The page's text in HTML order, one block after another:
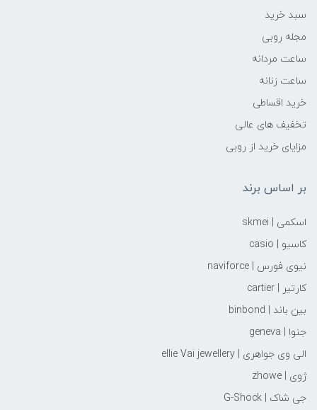
سبد خرید
مجله روبی
ساعت مردانه
ساعت زنانه
خرید اقساطی
تخفیف های عالی
مزایای خرید از روبی
بر اساس برند
اسکمی | skmei
کاسیو | casio
نیوی فورس | naviforce
کارتیر | cartier
بین باند | binbond
جنوا | geneva
الی وی جواهری | ellie Vai‌ jewellery
ژوی | zhowe
جی شاک | G-Shock